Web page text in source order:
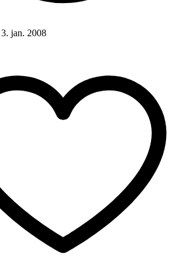
3. jan. 2008